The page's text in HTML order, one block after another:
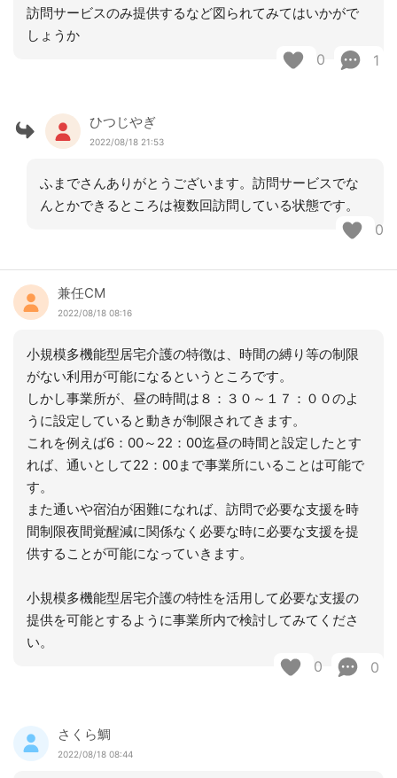
訪問サービスのみ提供するなど図られてみてはいかがで
しょうか
0 1
ひつじやぎ
2022/08/18 21:53
ふまでさんありがとうございます。訪問サービスでな
んとかできるところは複数回訪問している状態です。
0
兼任CM
2022/08/18 08:16
小規模多機能型居宅介護の特徴は、時間の縛り等の制限
がない利用が可能になるというところです。
しかし事業所が、昼の時間は８：３０～１７：００のよ
うに設定していると動きが制限されてきます。
これを例えば6：00～22：00迄昼の時間と設定したとす
れば、通いとして22：00まで事業所にいることは可能で
す。
また通いや宿泊が困難になれば、訪問で必要な支援を時
間制限夜間覚醒減に関係なく必要な時に必要な支援を提
供することが可能になっていきます。
小規模多機能型居宅介護の特性を活用して必要な支援の
提供を可能とするように事業所内で検討してみてくださ
い。
0 0
さくら鯛
2022/08/18 08:44